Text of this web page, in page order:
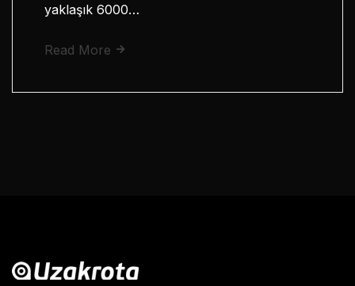
yaklaşık 6000…
Read More